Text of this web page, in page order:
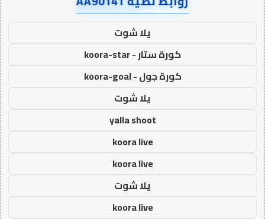
يلا شوت
كورة ستار - koora-star
كورة جول - koora-goal
يلا شوت
yalla shoot
koora live
koora live
يلا شوت
koora live